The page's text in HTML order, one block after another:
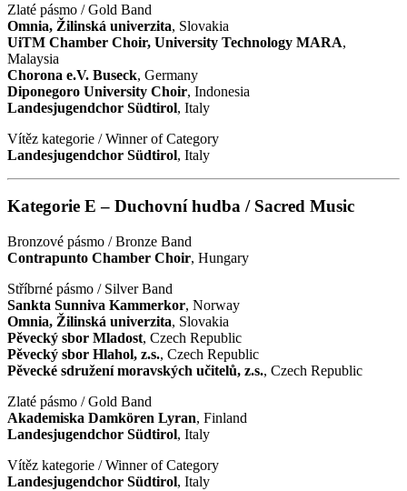
Zlaté pásmo / Gold Band
Omnia, Žilinská univerzita, Slovakia
UiTM Chamber Choir, University Technology MARA,
Malaysia
Chorona e.V. Buseck, Germany
Diponegoro University Choir, Indonesia
Landesjugendchor Südtirol, Italy
Vítěz kategorie / Winner of Category
Landesjugendchor Südtirol, Italy
Kategorie E – Duchovní hudba / Sacred Music
Bronzové pásmo / Bronze Band
Contrapunto Chamber Choir, Hungary
Stříbrné pásmo / Silver Band
Sankta Sunniva Kammerkor, Norway
Omnia, Žilinská univerzita, Slovakia
Pěvecký sbor Mladost, Czech Republic
Pěvecký sbor Hlahol, z.s., Czech Republic
Pěvecké sdružení moravských učitelů, z.s., Czech Republic
Zlaté pásmo / Gold Band
Akademiska Damkören Lyran, Finland
Landesjugendchor Südtirol, Italy
Vítěz kategorie / Winner of Category
Landesjugendchor Südtirol, Italy